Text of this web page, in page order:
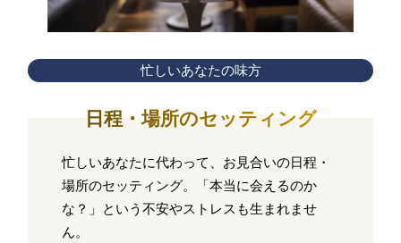
忙しいあなたの味方
日程・場所のセッティング
忙しいあなたに代わって、お見合いの日程・
場所のセッティング。「本当に会えるのか
な？」という不安やストレスも生まれませ
ん。